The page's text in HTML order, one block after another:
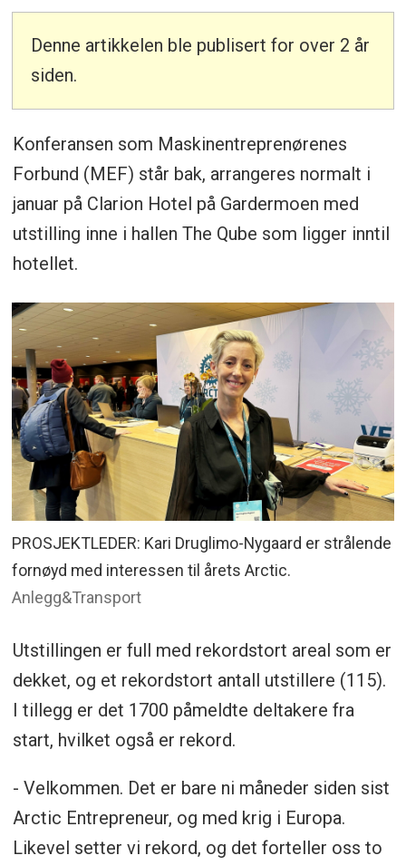
Denne artikkelen ble publisert for over 2 år
siden.
Konferansen som Maskinentreprenørenes
Forbund (MEF) står bak, arrangeres normalt i
januar på Clarion Hotel på Gardermoen med
utstilling inne i hallen The Qube som ligger inntil
hotellet.
PROSJEKTLEDER: Kari Druglimo-Nygaard er strålende
fornøyd med interessen til årets Arctic.
Anlegg&Transport
Utstillingen er full med rekordstort areal som er
dekket, og et rekordstort antall utstillere (115).
I tillegg er det 1700 påmeldte deltakere fra
start, hvilket også er rekord.
- Velkommen. Det er bare ni måneder siden sist
Arctic Entrepreneur, og med krig i Europa.
Likevel setter vi rekord, og det forteller oss to